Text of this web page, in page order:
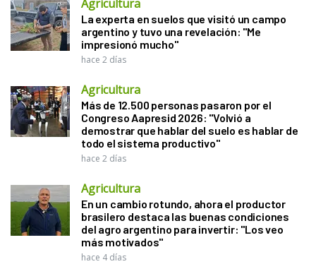
Agricultura
La experta en suelos que visitó un campo
argentino y tuvo una revelación: "Me
impresionó mucho"
hace 2 días
Agricultura
Más de 12.500 personas pasaron por el
Congreso Aapresid 2026: "Volvió a
demostrar que hablar del suelo es hablar de
todo el sistema productivo"
hace 2 días
Agricultura
En un cambio rotundo, ahora el productor
brasilero destaca las buenas condiciones
del agro argentino para invertir: "Los veo
más motivados"
hace 4 días